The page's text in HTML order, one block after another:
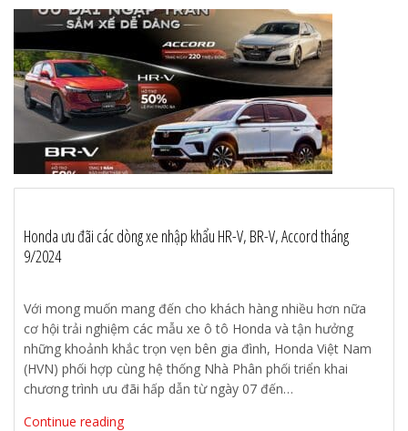
Honda ưu đãi các dòng xe nhập khẩu HR-V, BR-V, Accord tháng
9/2024
Với mong muốn mang đến cho khách hàng nhiều hơn nữa
cơ hội trải nghiệm các mẫu xe ô tô Honda và tận hưởng
những khoảnh khắc trọn vẹn bên gia đình, Honda Việt Nam
(HVN) phối hợp cùng hệ thống Nhà Phân phối triển khai
chương trình ưu đãi hấp dẫn từ ngày 07 đến…
Continue reading